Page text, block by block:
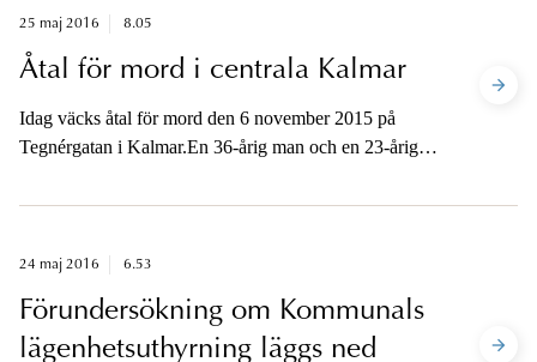
25 maj 2016 8.05
Åtal för mord i centrala Kalmar
Idag väcks åtal för mord den 6 november 2015 på
Tegnérgatan i Kalmar.En 36-årig man och en 23-årig
Kalmar. Männen var bekanta sedan tidigare. De tre
målsäganden, en 53-årig man. De fyra begav sig hem
sin bostad.
24 maj 2016 6.53
Förundersökning om Kommunals
lägenhetsuthyrning läggs ned